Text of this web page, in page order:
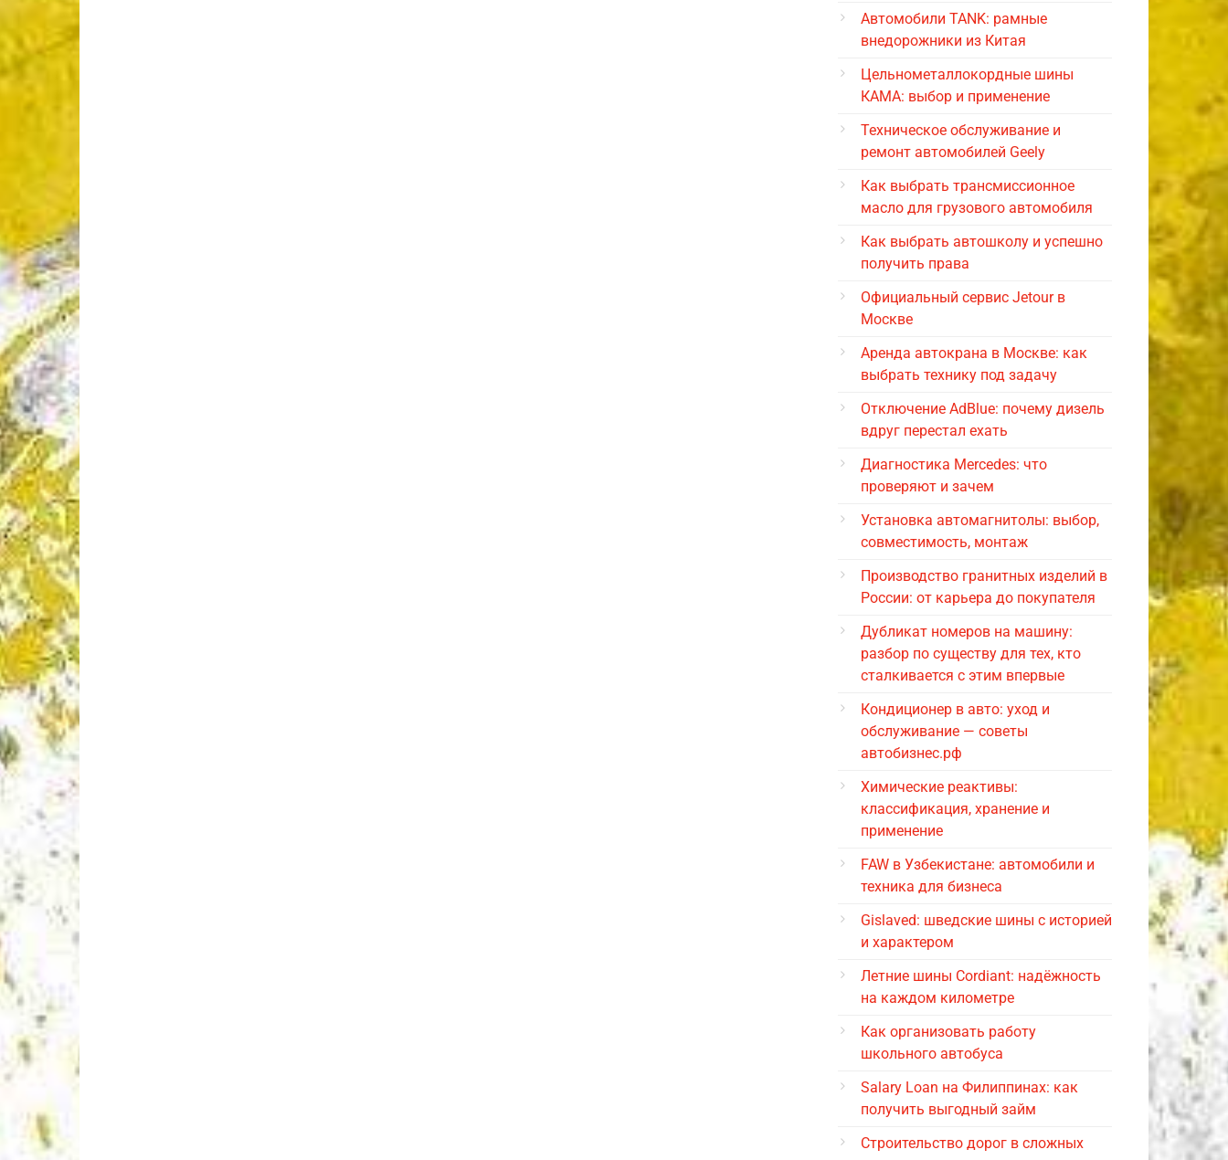
Автомобили TANK: рамные
внедорожники из Китая
Цельнометаллокордные шины
КАМА: выбор и применение
Техническое обслуживание и
ремонт автомобилей Geely
Как выбрать трансмиссионное
масло для грузового автомобиля
Как выбрать автошколу и успешно
получить права
Официальный сервис Jetour в
Москве
Аренда автокрана в Москве: как
выбрать технику под задачу
Отключение AdBlue: почему дизель
вдруг перестал ехать
Диагностика Mercedes: что
проверяют и зачем
Установка автомагнитолы: выбор,
совместимость, монтаж
Производство гранитных изделий в
России: от карьера до покупателя
Дубликат номеров на машину:
разбор по существу для тех, кто
сталкивается с этим впервые
Кондиционер в авто: уход и
обслуживание — советы
автобизнес.рф
Химические реактивы:
классификация, хранение и
применение
FAW в Узбекистане: автомобили и
техника для бизнеса
Gislaved: шведские шины с историей
и характером
Летние шины Cordiant: надёжность
на каждом километре
Как организовать работу
школьного автобуса
Salary Loan на Филиппинах: как
получить выгодный займ
Строительство дорог в сложных